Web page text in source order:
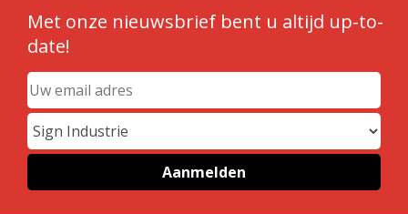
Met onze nieuwsbrief bent u altijd up-to-
date!